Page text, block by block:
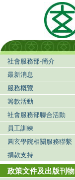
社會服務部-簡介
最新消息
服務概覽
籌款活動
社會服務部聯合活動
員工訓練
圓玄學院相關服務聯繫
捐款支持
政策文件及出版刊物